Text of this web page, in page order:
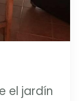
el jardín